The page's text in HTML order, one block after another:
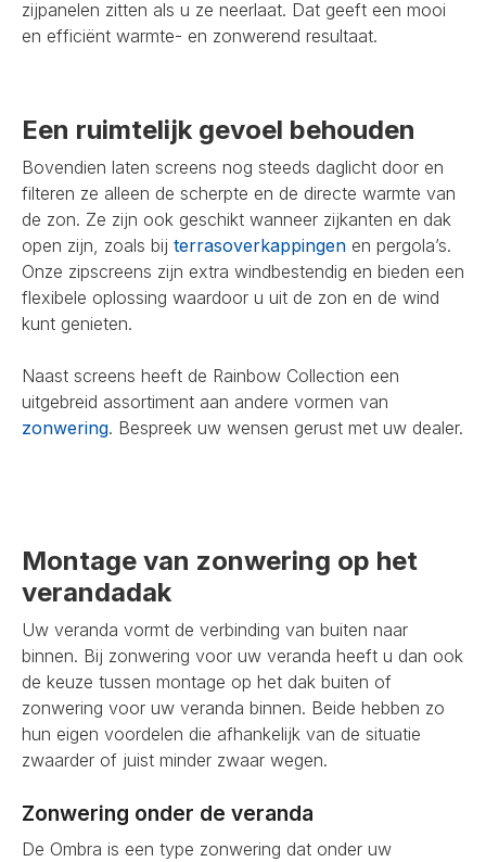
zijpanelen zitten als u ze neerlaat. Dat geeft een mooi
en efficiënt warmte- en zonwerend resultaat.
Een ruimtelijk gevoel behouden
Bovendien laten screens nog steeds daglicht door en
filteren ze alleen de scherpte en de directe warmte van
de zon. Ze zijn ook geschikt wanneer zijkanten en dak
open zijn, zoals bij terrasoverkappingen en pergola’s.
Onze zipscreens zijn extra windbestendig en bieden een
flexibele oplossing waardoor u uit de zon en de wind
kunt genieten.
Naast screens heeft de Rainbow Collection een
uitgebreid assortiment aan andere vormen van
zonwering. Bespreek uw wensen gerust met uw dealer.
Montage van zonwering op het
verandadak
Uw veranda vormt de verbinding van buiten naar
binnen. Bij zonwering voor uw veranda heeft u dan ook
de keuze tussen montage op het dak buiten of
zonwering voor uw veranda binnen. Beide hebben zo
hun eigen voordelen die afhankelijk van de situatie
zwaarder of juist minder zwaar wegen.
Zonwering onder de veranda
De Ombra is een type zonwering dat onder uw